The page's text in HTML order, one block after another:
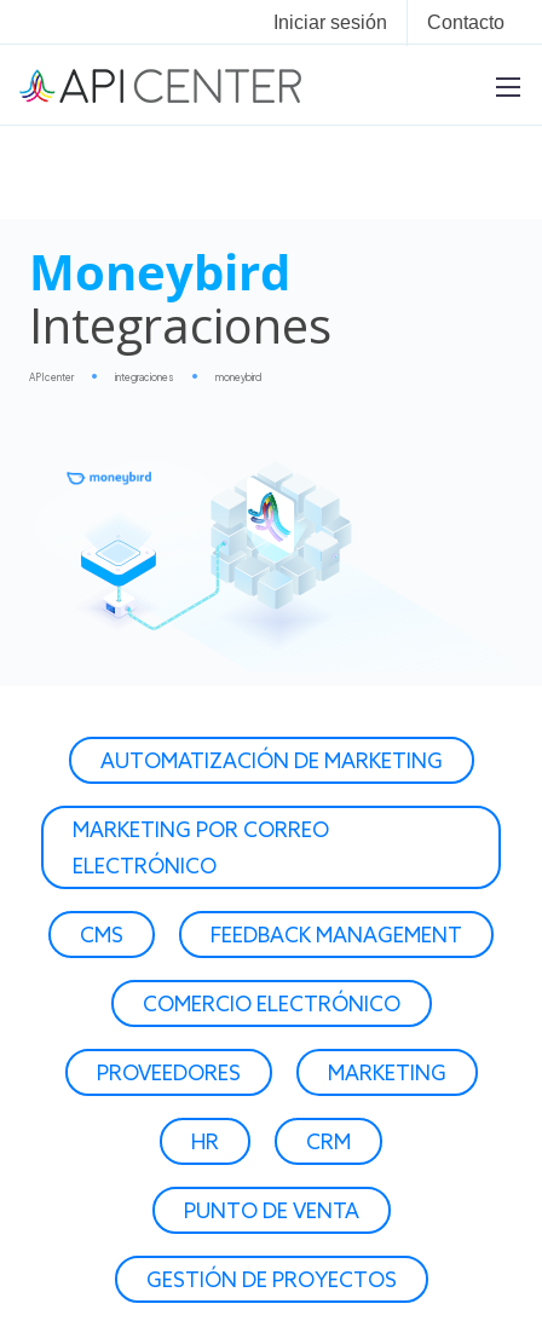
Iniciar sesión Contacto
Moneybird
Integraciones
APIcenter integraciones moneybird
AUTOMATIZACIÓN DE MARKETING
MARKETING POR CORREO
ELECTRÓNICO
CMS FEEDBACK MANAGEMENT
COMERCIO ELECTRÓNICO
PROVEEDORES MARKETING
HR CRM
PUNTO DE VENTA
GESTIÓN DE PROYECTOS